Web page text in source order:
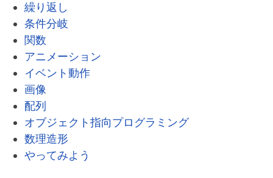
繰り返し
条件分岐
関数
アニメーション
イベント動作
画像
配列
オブジェクト指向プログラミング
数理造形
やってみよう